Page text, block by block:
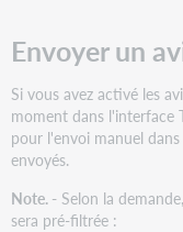
Envoyer un
Si vous avez activé les
moment dans l'interface
pour l'envoi manuel
envoyés.
Note. - Selon la
sera pré-filtrée :